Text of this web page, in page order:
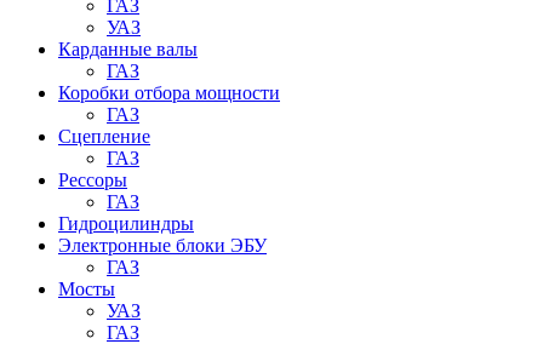
ГАЗ
УАЗ
Карданные валы
ГАЗ
Коробки отбора мощности
ГАЗ
Сцепление
ГАЗ
Рессоры
ГАЗ
Гидроцилиндры
Электронные блоки ЭБУ
ГАЗ
Мосты
УАЗ
ГАЗ